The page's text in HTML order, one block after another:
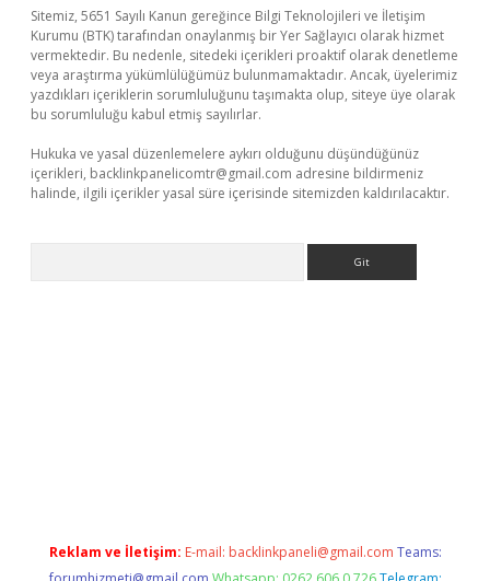
Sitemiz, 5651 Sayılı Kanun gereğince Bilgi Teknolojileri ve İletişim
Kurumu (BTK) tarafından onaylanmış bir Yer Sağlayıcı olarak hizmet
vermektedir. Bu nedenle, sitedeki içerikleri proaktif olarak denetleme
veya araştırma yükümlülüğümüz bulunmamaktadır. Ancak, üyelerimiz
yazdıkları içeriklerin sorumluluğunu taşımakta olup, siteye üye olarak
bu sorumluluğu kabul etmiş sayılırlar.
Hukuka ve yasal düzenlemelere aykırı olduğunu düşündüğünüz
içerikleri, backlinkpanelicomtr@gmail.com adresine bildirmeniz
halinde, ilgili içerikler yasal süre içerisinde sitemizden kaldırılacaktır.
Reklam ve İletişim: E-mail: backlinkpaneli@gmail.com Teams: